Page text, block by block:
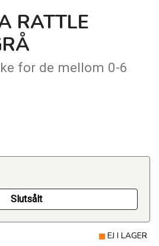
RATTLE
for de mellom 0-6
Slutsålt
EJ I LAGER